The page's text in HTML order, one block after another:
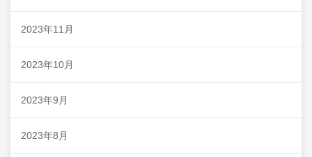
2023年11月
2023年10月
2023年9月
2023年8月